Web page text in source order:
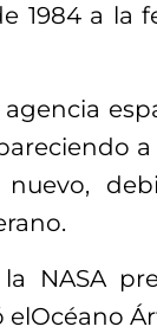
1984 a la
NASA